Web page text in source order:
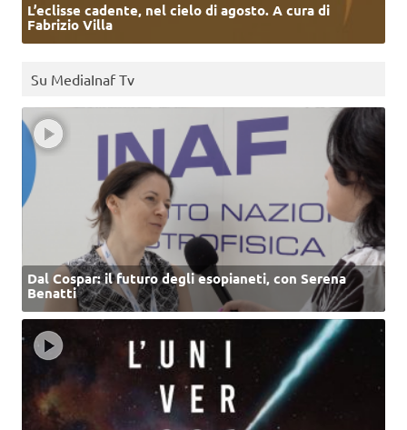
L’eclisse cadente, nel cielo di agosto. A cura di
Fabrizio Villa
Su MediaInaf Tv
Dal Cospar: il futuro degli esopianeti, con Serena
Benatti